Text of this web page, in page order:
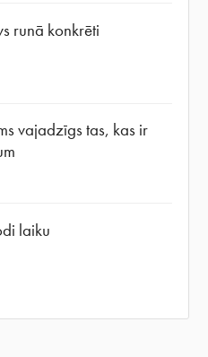
runā konkrēti
vajadzīgs tas, kas ir
laiku